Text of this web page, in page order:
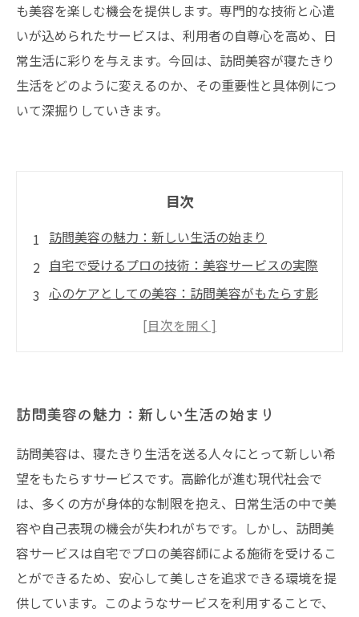
も美容を楽しむ機会を提供します。専門的な技術と心遣
いが込められたサービスは、利用者の自尊心を高め、日
常生活に彩りを与えます。今回は、訪問美容が寝たきり
生活をどのように変えるのか、その重要性と具体例につ
いて深掘りしていきます。
目次
訪問美容の魅力：新しい生活の始まり
自宅で受けるプロの技術：美容サービスの実際
心のケアとしての美容：訪問美容がもたらす影
訪問美容の魅力：新しい生活の始まり
訪問美容は、寝たきり生活を送る人々にとって新しい希
望をもたらすサービスです。高齢化が進む現代社会で
は、多くの方が身体的な制限を抱え、日常生活の中で美
容や自己表現の機会が失われがちです。しかし、訪問美
容サービスは自宅でプロの美容師による施術を受けるこ
とができるため、安心して美しさを追求できる環境を提
供しています。このようなサービスを利用することで、